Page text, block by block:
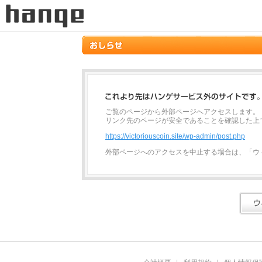
ご覧のページから外部ページへアクセスします。
リンク先のページが安全であることを確認した
https://victoriouscoin.site/wp-admin/post.php
外部ページへのアクセスを中止する場合は、「